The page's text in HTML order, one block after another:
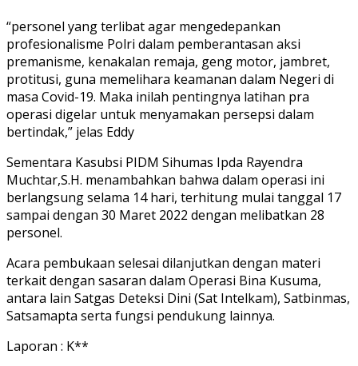
“personel yang terlibat agar mengedepankan
profesionalisme Polri dalam pemberantasan aksi
premanisme, kenakalan remaja, geng motor, jambret,
protitusi, guna memelihara keamanan dalam Negeri di
masa Covid-19. Maka inilah pentingnya latihan pra
operasi digelar untuk menyamakan persepsi dalam
bertindak,” jelas Eddy
Sementara Kasubsi PIDM Sihumas Ipda Rayendra
Muchtar,S.H. menambahkan bahwa dalam operasi ini
berlangsung selama 14 hari, terhitung mulai tanggal 17
sampai dengan 30 Maret 2022 dengan melibatkan 28
personel.
Acara pembukaan selesai dilanjutkan dengan materi
terkait dengan sasaran dalam Operasi Bina Kusuma,
antara lain Satgas Deteksi Dini (Sat Intelkam), Satbinmas,
Satsamapta serta fungsi pendukung lainnya.
Laporan : K**